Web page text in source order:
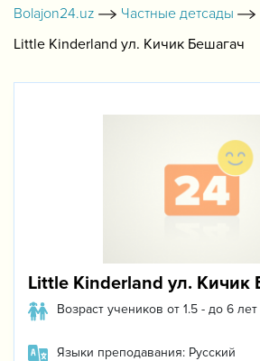
Bolajon24.uz
Частные детсады
Little Kinderland ул. Кичик Бешагач
Little Kinderland ул. Кичик
Возраст учеников от 1.5 - до 6 лет
Языки преподавания: Русский